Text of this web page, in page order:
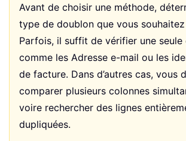
Avant de choisir une méthode,
type de doublon que vous
Parfois, il suffit de vérifier une seule
comme les Adresse e-mail ou les
de facture. Dans d’autres cas, vous
comparer plusieurs colonnes
voire rechercher des lignes
dupliquées.